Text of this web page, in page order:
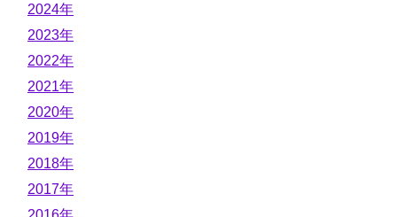
2024年
2023年
2022年
2021年
2020年
2019年
2018年
2017年